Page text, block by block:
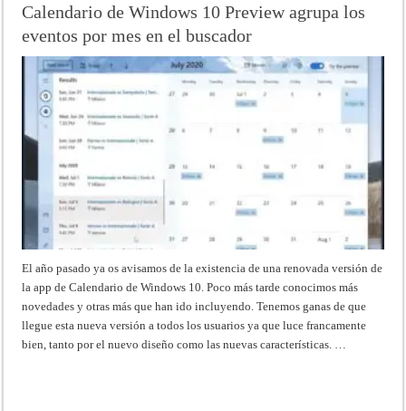
Calendario de Windows 10 Preview agrupa los
eventos por mes en el buscador
El año pasado ya os avisamos de la existencia de una renovada versión de
la app de Calendario de Windows 10. Poco más tarde conocimos más
novedades y otras más que han ido incluyendo. Tenemos ganas de que
llegue esta nueva versión a todos los usuarios ya que luce francamente
bien, tanto por el nuevo diseño como las nuevas características. …